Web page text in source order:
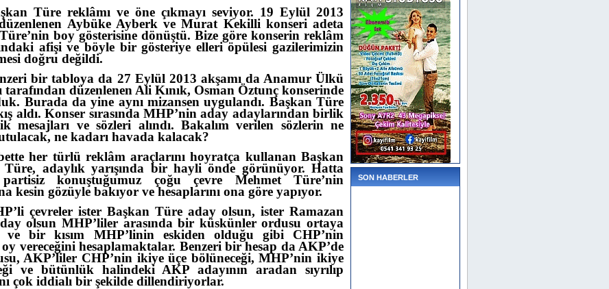
Türe reklâmı ve öne çıkmayı seviyor. 19 Eylül 2013
Aybüke Ayberk ve Murat Kekilli konseri adeta
boy gösterisine dönüştü. Bize göre konserin reklâm
afişi ve böyle bir gösteriye elleri öpülesi gazilerimizin
doğru değildi.
bir tabloya da 27 Eylül 2013 akşamı da Anamur Ülkü
tarafından düzenlenen Ali Kınık, Osman Öztunç konserinde
Burada da yine aynı mizansen uygulandı. Başkan Türe
aldı. Konser sırasında MHP’nin aday adaylarından birlik
mesajları ve sözleri alındı. Bakalım verilen sözlerin ne
ne kadarı havada kalacak?
her türlü reklâm araçlarını hoyratça kullanan Başkan
Türe, adaylık yarışında bir hayli önde görünüyor. Hatta
konuştuğumuz çoğu çevre Mehmet Türe’nin
kesin gözüyle bakıyor ve hesaplarını ona göre yapıyor.
çevreler ister Başkan Türe aday olsun, ister Ramazan
olsun MHP’liler arasında bir küskünler ordusu ortaya
ve bir kısım MHP’linin eskiden olduğu gibi CHP’nin
oy vereceğini hesaplamaktalar. Benzeri bir hesap da AKP’de
AKP’liler CHP’nin ikiye üçe bölüneceği, MHP’nin ikiye
ve bütünlük halindeki AKP adayının aradan sıyrılıp
çok iddialı bir şekilde dillendiriyorlar.
SON HABERLER